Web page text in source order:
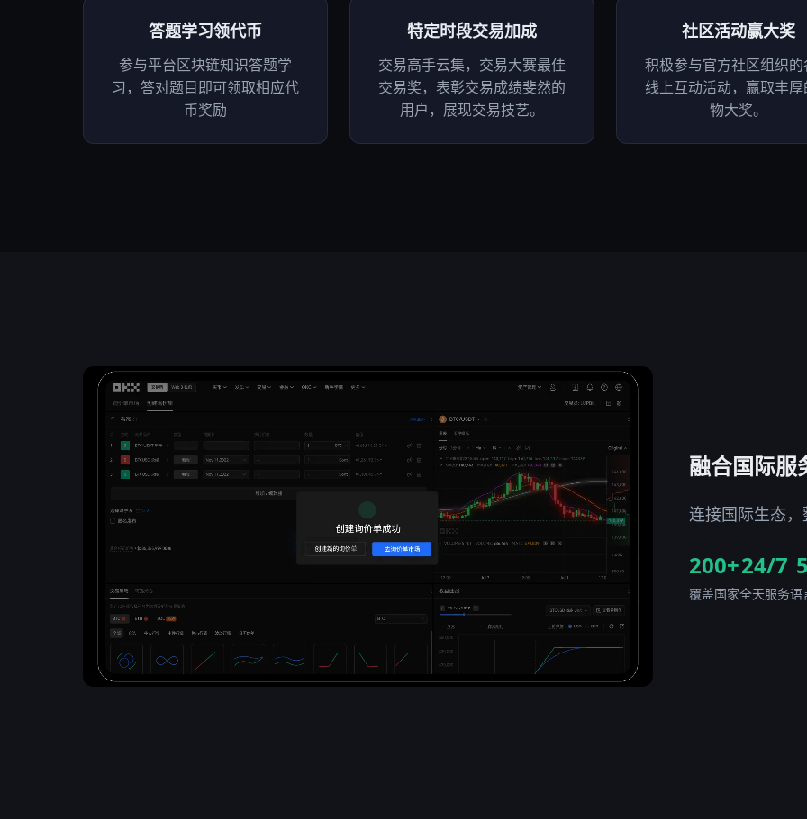
答题学习领代币
参与平台区块链知识答题学
习，答对题目即可领取相应代
币奖励
特定时段交易加成
交易高手云集，交易大赛最佳
交易奖，表彰交易成绩斐然的
用户，展现交易技艺。
社区活动赢大奖
积极参与官方社区组织
线上互动活动，赢取丰
物大奖。
融合国际服
连接国际生态
200+
覆盖国家
24/7
全天服务语